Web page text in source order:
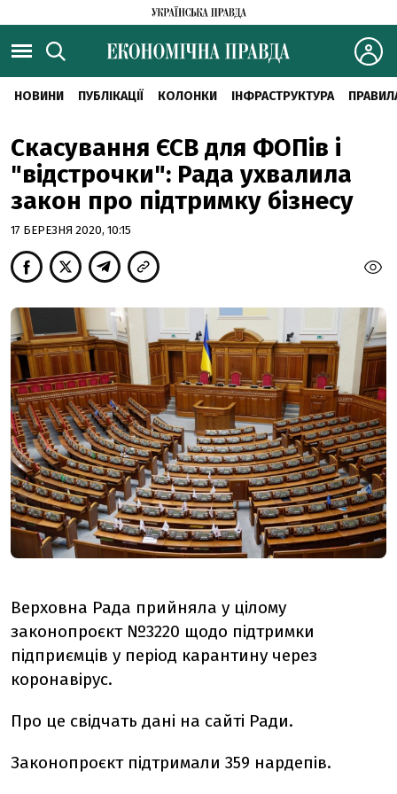
НОВИНИ ПУБЛІКАЦІЇ КОЛОНКИ ІНФРАСТРУКТУРА
Скасування ЄСВ для ФОПів і
"відстрочки": Рада ухвалила
закон про підтримку бізнесу
17 БЕРЕЗНЯ 2020, 10:15
Верховна Рада прийняла у цілому
законопроєкт №3220 щодо підтримки
підприємців у період карантину через
коронавірус.
Про це свідчать дані на сайті Ради.
Законопроєкт підтримали 359 нардепів.